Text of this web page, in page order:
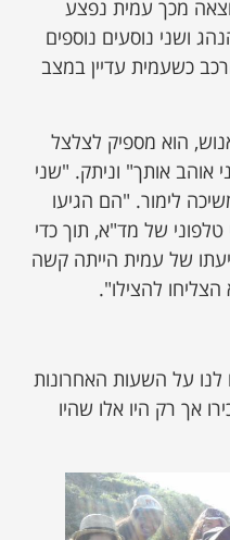
מכך עמית נפצע
ושני נוסעים נוספים
כשעמית עדיין במצב
הוא מספיק לצלצל
אוהב אותך" וניתק. "שני
לימור. "הם הגיעו
טלפוני של מד"א, תוך כדי
של עמית הייתה קשה
הצליחו להצילו".
לנו על השעות האחרונות
אך רק היו אלו שהיו